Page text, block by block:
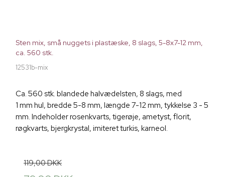
Sten mix, små nuggets i plastæske, 8 slags, 5-8x7-12 mm,
ca. 560 stk.
12531b-mix
Ca. 560 stk. blandede halvædelsten, 8 slags, med
1 mm hul, bredde 5-8 mm, længde 7-12 mm, tykkelse 3 - 5
mm. Indeholder rosenkvarts, tigerøje, ametyst, florit,
røgkvarts, bjergkrystal, imiteret turkis, karneol.
119,00 DKK